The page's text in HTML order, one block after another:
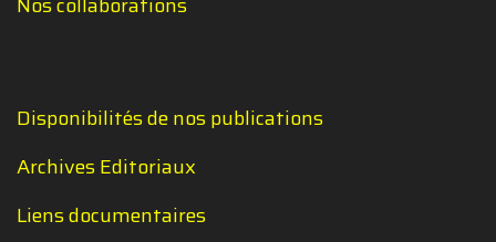
Disponibilités de nos publications
Archives Editoriaux
Liens documentaires